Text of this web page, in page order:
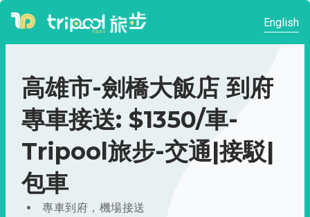
English
高雄市-劍橋大飯店 到府
專車接送: $1350/車-
Tripool旅步-交通|接駁|
包車
專車到府，機場接送